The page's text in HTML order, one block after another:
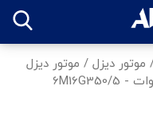
موتور دیزل / موتور دیزل